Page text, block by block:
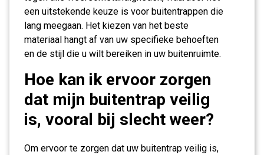
een uitstekende keuze is voor buitentrappen die
lang meegaan. Het kiezen van het beste
materiaal hangt af van uw specifieke behoeften
en de stijl die u wilt bereiken in uw buitenruimte.
Hoe kan ik ervoor zorgen
dat mijn buitentrap veilig
is, vooral bij slecht weer?
Om ervoor te zorgen dat uw buitentrap veilig is,